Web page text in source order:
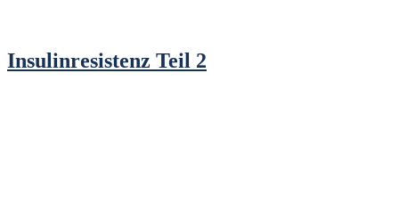
Insulinresistenz Teil 2